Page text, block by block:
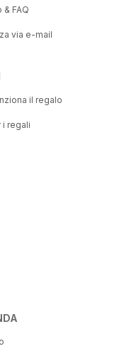
FAQ
via e-mail
il regalo
i regali